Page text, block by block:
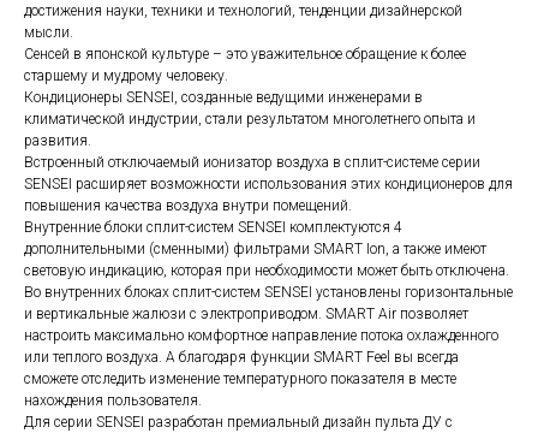
достижения науки, техники и технологий, тенденции дизайнерской
мысли.
Сенсей в японской культуре – это уважительное обращение к более
старшему и мудрому человеку.
Кондиционеры SENSEI, созданные ведущими инженерами в
климатической индустрии, стали результатом многолетнего опыта и
развития.
Встроенный отключаемый ионизатор воздуха в сплит-системе серии
SENSEI расширяет возможности использования этих кондиционеров для
повышения качества воздуха внутри помещений.
Внутренние блоки сплит-систем SENSEI комплектуются 4
дополнительными (сменными) фильтрами SMART Ion, а также имеют
световую индикацию, которая при необходимости может быть отключена.
Во внутренних блоках сплит-систем SENSEI установлены горизонтальные
и вертикальные жалюзи с электроприводом. SMART Air позволяет
настроить максимально комфортное направление потока охлажденного
или теплого воздуха. А благодаря функции SMART Feel вы всегда
сможете отследить изменение температурного показателя в месте
нахождения пользователя.
Для серии SENSEI разработан премиальный дизайн пульта ДУ с